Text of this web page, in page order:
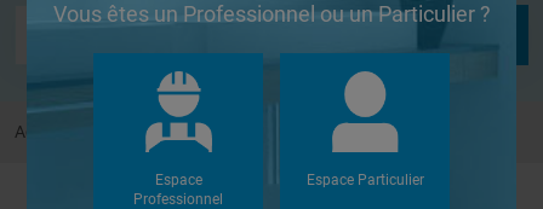
Accueil Forums Autres Colle WEDI
Vous êtes un Professionnel ou un Particulier ?
Espace
Professionnel
Espace Particulier